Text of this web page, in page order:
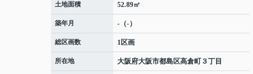
土地面積 52.89㎡
築年月 -（-）
総区画数 1区画
所在地 大阪府大阪市都島区高倉町 ３丁目